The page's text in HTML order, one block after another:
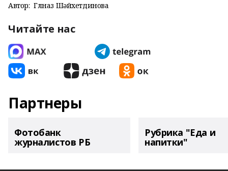
Автор: Гөлназ Шәйхетдинова
Читайте нас
Партнеры
Фотобанк
журналистов РБ
Рубрика "Еда и
напитки"